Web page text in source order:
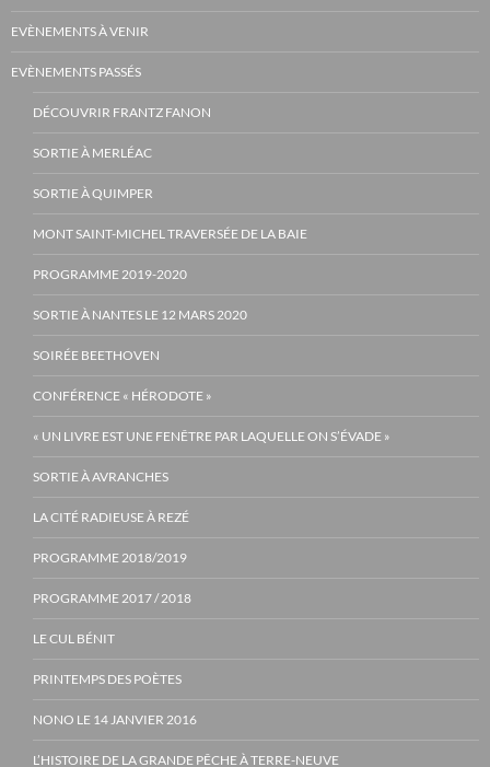
EVÈNEMENTS À VENIR
EVÈNEMENTS PASSÉS
DÉCOUVRIR FRANTZ FANON
SORTIE À MERLÉAC
SORTIE À QUIMPER
MONT SAINT-MICHEL TRAVERSÉE DE LA BAIE
PROGRAMME 2019-2020
SORTIE À NANTES LE 12 MARS 2020
SOIRÉE BEETHOVEN
CONFÉRENCE « HÉRODOTE »
« UN LIVRE EST UNE FENÊTRE PAR LAQUELLE ON S’ÉVADE »
SORTIE À AVRANCHES
LA CITÉ RADIEUSE À REZÉ
PROGRAMME 2018/2019
PROGRAMME 2017 / 2018
LE CUL BÉNIT
PRINTEMPS DES POÈTES
NONO LE 14 JANVIER 2016
L’HISTOIRE DE LA GRANDE PÊCHE À TERRE-NEUVE